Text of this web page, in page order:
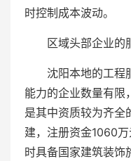
时控制成本波动。
区域头部企业的
沈阳本地的工程
能力的企业数量有限
是其中资质较为齐全
建，注册资金1060
时具备国家建筑装饰